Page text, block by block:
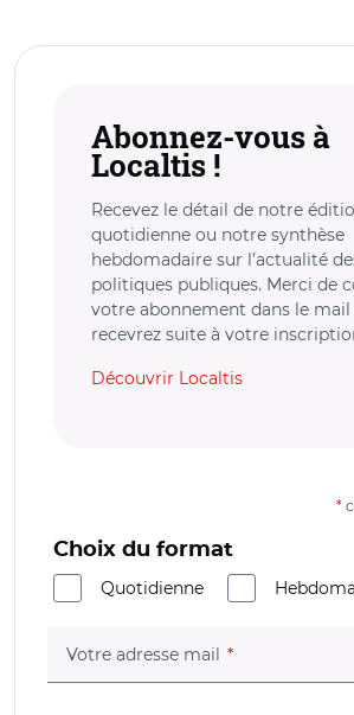
Abonnez-vous à
Localtis !
Recevez le détail de notre
quotidienne ou notre synthèse
hebdomadaire sur l’actualité
politiques publiques. Merci de
votre abonnement dans le mail
recevrez suite à votre
Découvrir Localtis
*
Choix du format
Quotidienne
Votre adresse mail (champ